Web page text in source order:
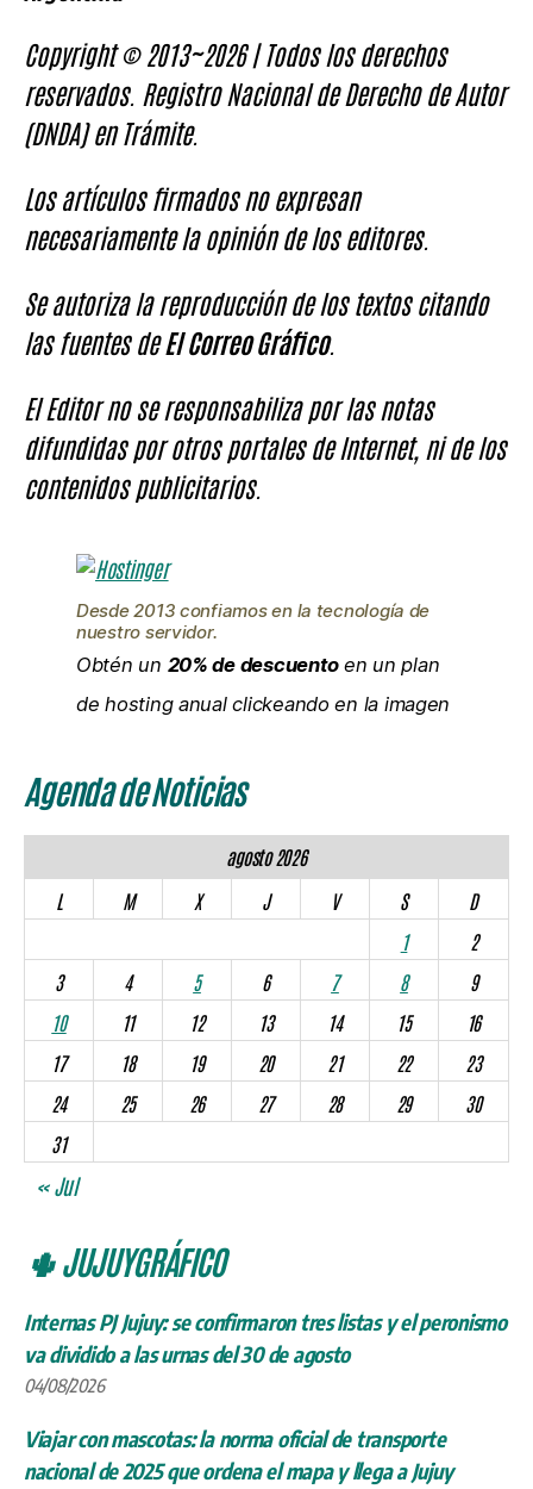
Copyright © 2013~2026 | Todos los derechos
reservados. Registro Nacional de Derecho de Autor
(DNDA) en Trámite.
Los artículos firmados no expresan
necesariamente la opinión de los editores.
Se autoriza la reproducción de los textos citando
las fuentes deEl Correo Gráfico.
El Editor no se responsabiliza por las notas
difundidas por otros portales de Internet, ni de los
contenidos publicitarios.
Desde 2013 confiamos en la tecnología de
nuestro servidor.
Obtén un 20% de descuentoen un plan
de hosting anual clickeando en la imagen
Agenda de Noticias
agosto 2026
L
M X J V S
D
1
2
3
4 5 6 7 8
9
10
11 12 13 14 15
16
17
18 19 20 21 22
23
24
25 26 27 28 29
30
31
« Jul
🌵 JUJUYGRÁFICO
Internas PJ Jujuy: se confirmaron tres listas y el peronismo
va dividido a las urnas del 30 de agosto
04/08/2026
Viajar con mascotas: la norma oficial de transporte
nacional de 2025 que ordena el mapa y llega a Jujuy